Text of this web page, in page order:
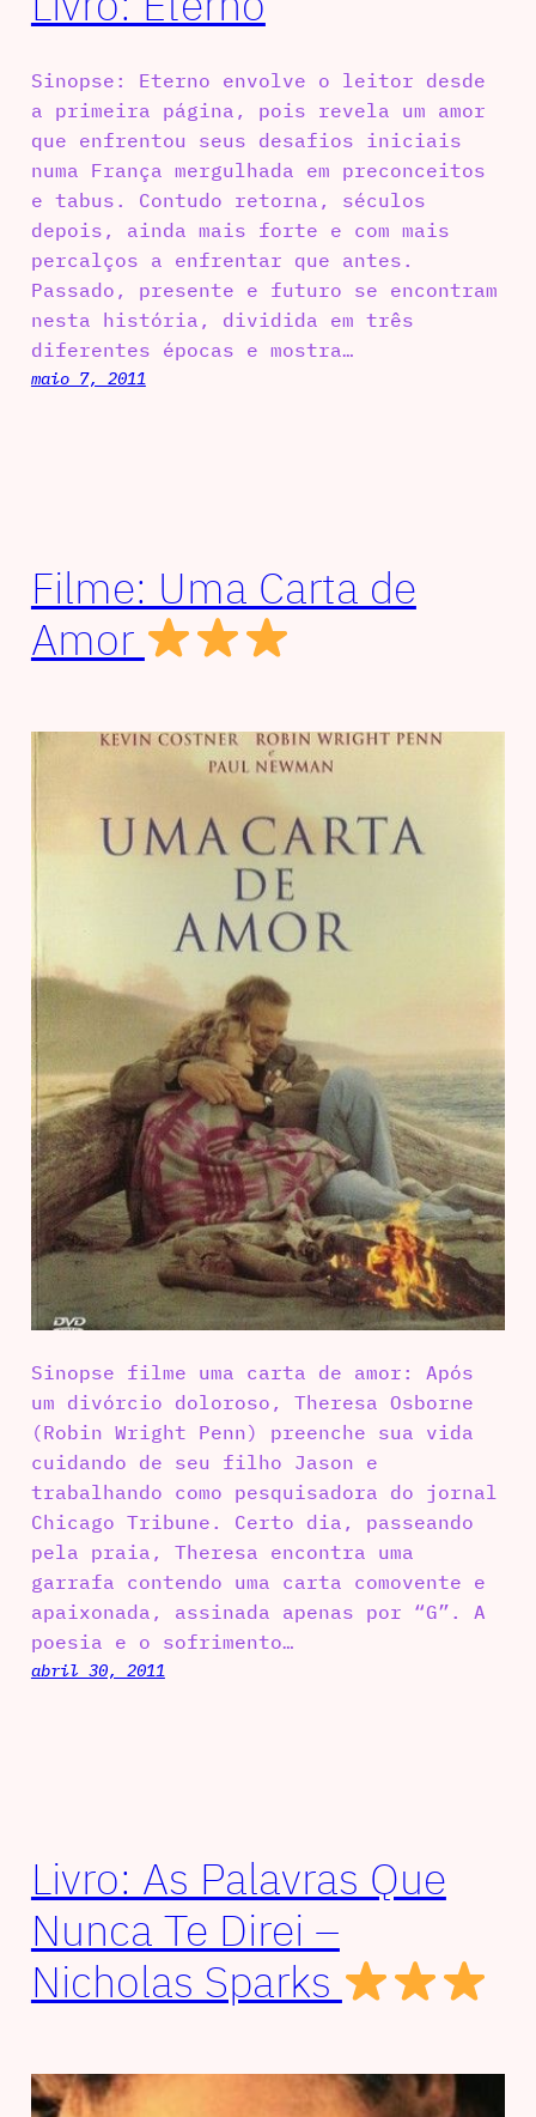
Sinopse: Eterno envolve o leitor desde
a primeira página, pois revela um amor
que enfrentou seus desafios iniciais
numa França mergulhada em preconceitos
e tabus. Contudo retorna, séculos
depois, ainda mais forte e com mais
percalços a enfrentar que antes.
Passado, presente e futuro se encontram
nesta história, dividida em três
diferentes épocas e mostra…
maio 7, 2011
Filme: Uma Carta de
Amor
Sinopse filme uma carta de amor: Após
um divórcio doloroso, Theresa Osborne
(Robin Wright Penn) preenche sua vida
cuidando de seu filho Jason e
trabalhando como pesquisadora do jornal
Chicago Tribune. Certo dia, passeando
pela praia, Theresa encontra uma
garrafa contendo uma carta comovente e
apaixonada, assinada apenas por “G”. A
poesia e o sofrimento…
abril 30, 2011
Livro: As Palavras Que
Nunca Te Direi –
Nicholas Sparks